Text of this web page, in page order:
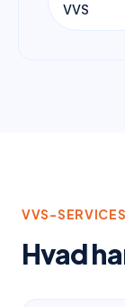
VVS
VVS-
Hvad